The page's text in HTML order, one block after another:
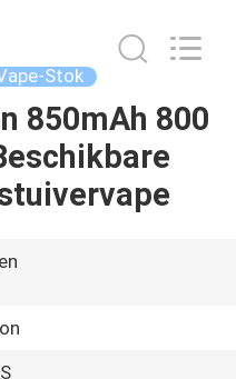
Stok
850mAh 800